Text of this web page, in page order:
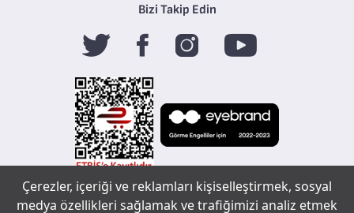
Çerezler, içeriği ve reklamları kişiselleştirmek, sosyal
medya özellikleri sağlamak ve trafiğimizi analiz etmek
Bizi Takip Edin
Tefal